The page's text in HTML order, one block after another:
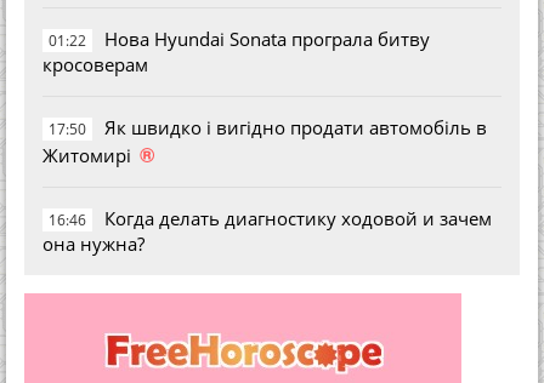
01:22
Нова Hyundai Sonata програла битву
кросоверам
17:50
Як швидко і вигідно продати автомобіль в
Житомирі ®
16:46
Когда делать диагностику ходовой и зачем
она нужна?